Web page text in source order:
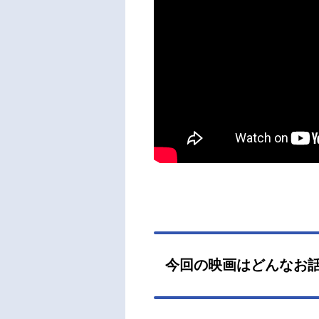
今回の映画はどんなお